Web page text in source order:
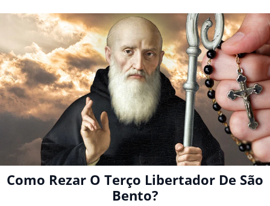
Como Rezar O Terço Libertador De São
Bento?